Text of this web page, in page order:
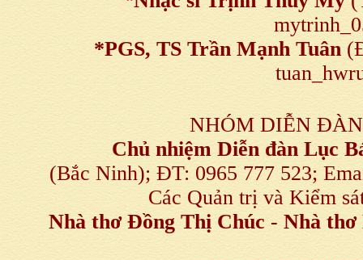
*PGS, TS Trần Mạnh Tuân
NHÓM DIỄN
Chủ nhiệm Diễn đàn Lục
(Bắc Ninh); ĐT: 0965 777 523;
Các Quản trị và Kiểm
Nhà thơ Đồng Thị Chúc - Nhà thơ